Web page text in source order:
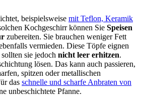
beispielsweise mit Teflon, Keramik
Kochgeschirr können Sie Speisen
zubereiten. Sie brauchen weniger Fett
vermieden. Diese Töpfe eignen
sie jedoch nicht leer erhitzen.
lösen. Das kann auch passieren,
spitzen oder metallischen
das schnelle und scharfe Anbraten von
unbeschichtete Pfanne.